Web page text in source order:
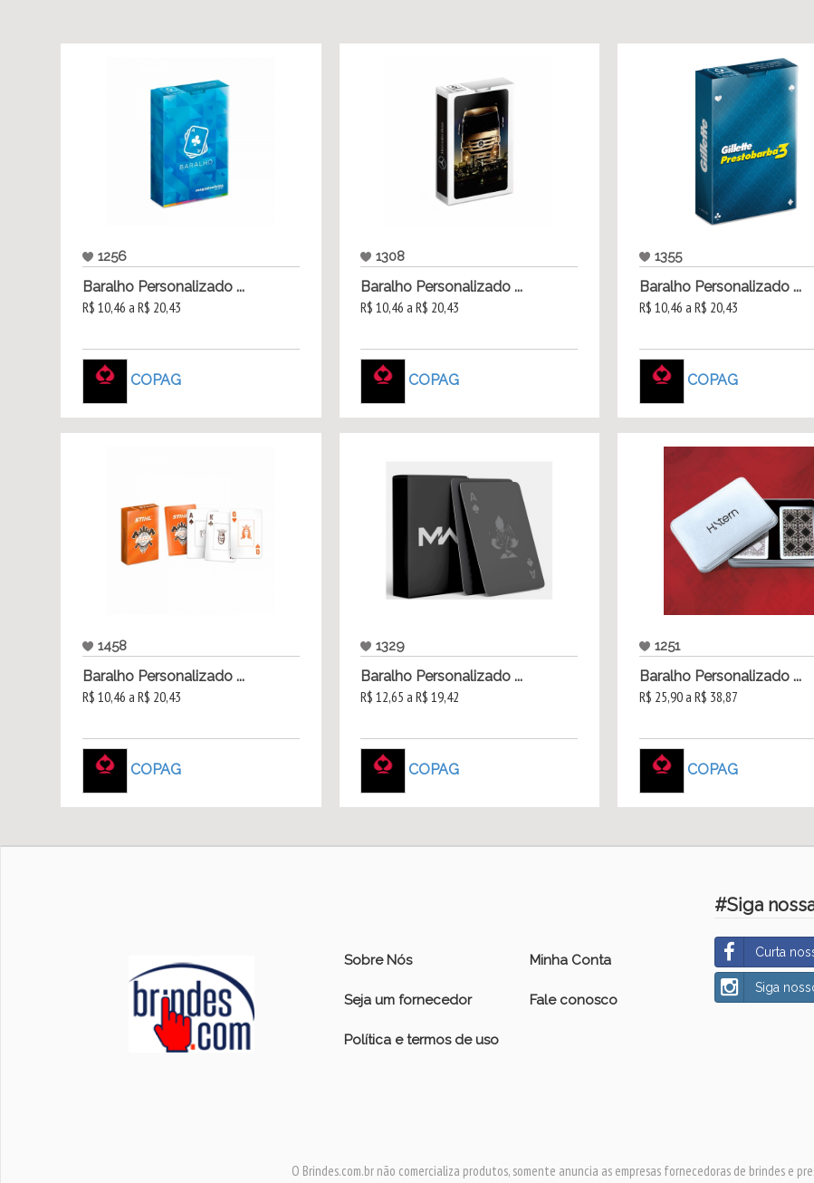
1256
Baralho Personalizado ...
R$ 10,46 a R$ 20,43
COPAG
1308
Baralho Personalizado ...
R$ 10,46 a R$ 20,43
COPAG
1355
Baralho Personalizado ...
R$ 10,46 a R$ 20,43
COPAG
1458
Baralho Personalizado ...
R$ 10,46 a R$ 20,43
COPAG
1329
Baralho Personalizado ...
R$ 12,65 a R$ 19,42
COPAG
1251
Baralho Personalizado ...
R$ 25,90 a R$ 38,87
COPAG
Sobre Nós
Seja um fornecedor
Política e termos de uso
Minha Conta
Fale conosco
#Siga
Curta
Siga
O Brindes.com.br não comercializa produtos, somente anuncia as empresas fornecedoras de brindes e